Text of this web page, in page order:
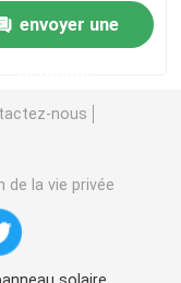
de montage
pour différents
de panneaux
envoyer une
nous
de la vie privée
solaire